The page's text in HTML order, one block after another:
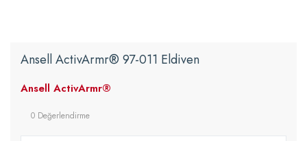
Ansell ActivArmr® 97-011 Eldiven
Ansell ActivArmr®
0 Değerlendirme